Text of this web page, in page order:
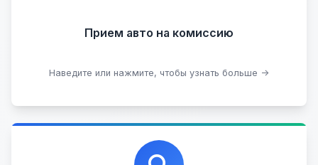
Прием авто на комиссию
Наведите или нажмите, чтобы узнать больше →
Прием битых авто
Оставить на комиссии
Профессиональная помощь в выборе автомобиля
на любых торговых площадках с проверкой